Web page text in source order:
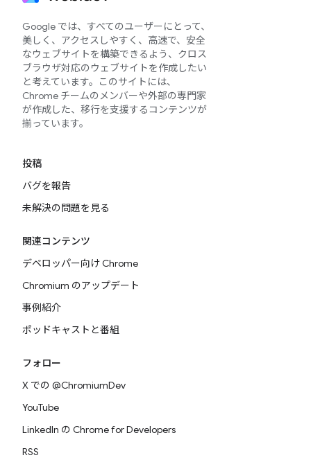
Google では、すべてのユーザーにとって、
美しく、アクセスしやすく、高速で、安全
なウェブサイトを構築できるよう、クロス
ブラウザ対応のウェブサイトを作成したい
と考えています。このサイトには、
Chrome チームのメンバーや外部の専門家
が作成した、移行を支援するコンテンツが
揃っています。
投稿
バグを報告
未解決の問題を見る
関連コンテンツ
デベロッパー向け Chrome
Chromium のアップデート
事例紹介
ポッドキャストと番組
フォロー
X での @ChromiumDev
YouTube
LinkedIn の Chrome for Developers
RSS